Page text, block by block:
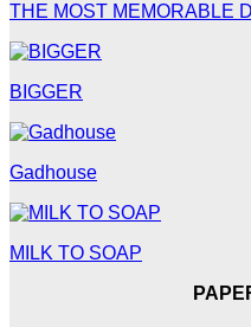
THE MOST MEMORABLE
BIGGER
Gadhouse
MILK TO SOAP